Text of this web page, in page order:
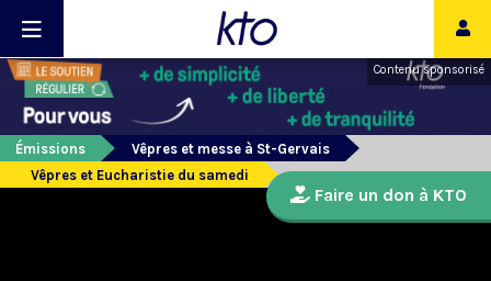
Contenu sponsorisé
Émissions
Vêpres et messe à St-Gervais
Vêpres et Eucharistie du samedi
Faire un don à KTO